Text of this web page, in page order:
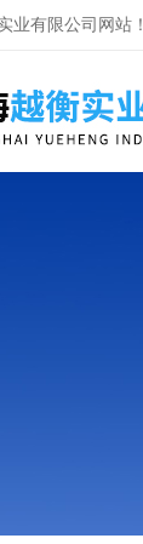
业有限公司网站！